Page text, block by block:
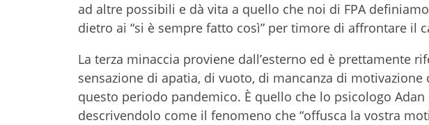
ad altre possibili e dà vita a quello che noi di FPA
dietro ai “si è sempre fatto così” per timore di affrontare il
La terza minaccia proviene dall’esterno ed è prettamente
sensazione di apatia, di vuoto, di mancanza di
questo periodo pandemico. È quello che lo psicologo
descrivendolo come il fenomeno che “offusca la vostra